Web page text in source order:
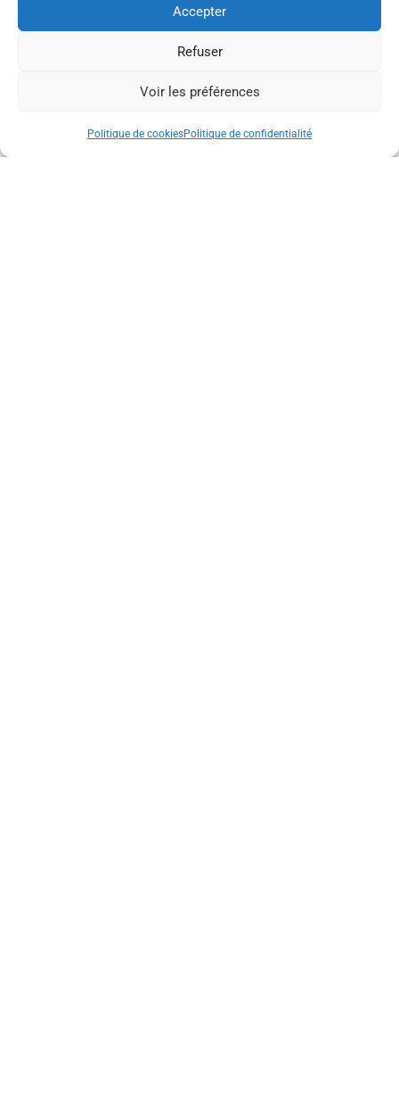
Accepter
Refuser
Voir les préférences
Politique de cookiesPolitique de confidentialité